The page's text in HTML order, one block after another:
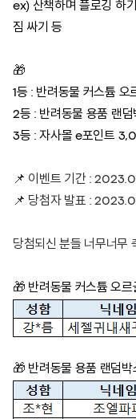
ex) 산책하며 플로깅 하
짐 싸기 등
🎁
1등 : 반려동물 커스튬 오
2등 : 반려동물 용품 랜
3등 : 자사몰 e포인트
📌 이벤트 기간 :
📌 당첨자 발표 :
당첨되신 분들 너무너무
🎁 반려동물 커스튬 오르
🎁 반려동물 용품 랜덤